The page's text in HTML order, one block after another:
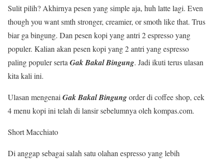
Sulit pilih? Akhirnya pesen yang simple aja, huh latte lagi. Even
though you want smth stronger, creamier, or smoth like that. Trus
biar ga bingung. Dan pesen kopi yang antri 2 espresso yang
populer. Kalian akan pesen kopi yang 2 antri yang espresso
paling populer serta Gak Bakal Bingung. Jadi ikuti terus ulasan
kita kali ini.
Ulasan mengenai Gak Bakal Bingungorder di coffee shop, cek
4 menu kopi ini telah di lansir sebelumnya oleh kompas.com.
Short Macchiato
Di anggap sebagai salah satu olahan espresso yang lebih